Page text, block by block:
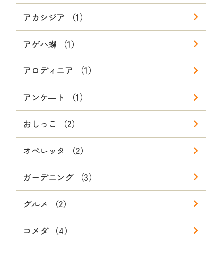
アカシジア （1）
アゲハ蝶 （1）
アロディニア （1）
アンケ―ト （1）
おしっこ （2）
オペレッタ （2）
ガーデニング （3）
グルメ （2）
コメダ （4）